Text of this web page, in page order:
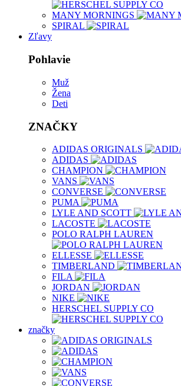
MANY MORNINGS
SPIRAL
Zľavy
Pohlavie
Muž
Žena
Deti
ZNAČKY
ADIDAS ORIGINALS
ADIDAS
CHAMPION
VANS
CONVERSE
PUMA
LYLE AND SCOTT
LACOSTE
POLO RALPH LAUREN
ELLESSE
TIMBERLAND
FILA
JORDAN
NIKE
HERSCHEL SUPPLY CO
značky